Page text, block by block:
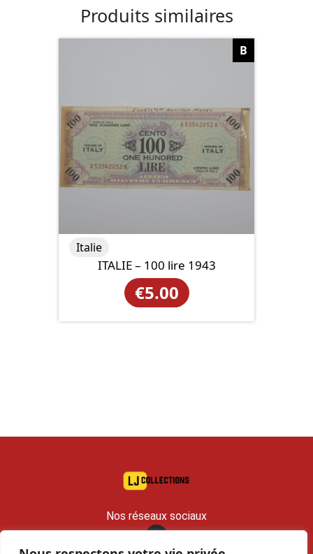
Produits similaires
B
ITALIE – 100 lire 1943
€5.00
Italie
Nos réseaux sociaux